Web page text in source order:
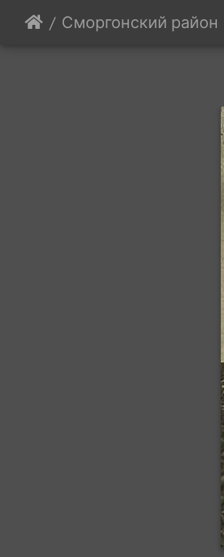
Сморгонский район